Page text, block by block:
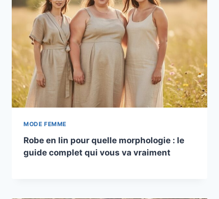
MODE FEMME
Robe en lin pour quelle morphologie : le
guide complet qui vous va vraiment